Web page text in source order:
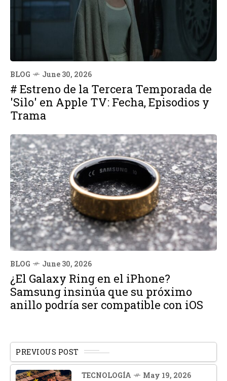
BLOG June 30, 2026
# Estreno de la Tercera Temporada de
'Silo' en Apple TV: Fecha, Episodios y
Trama
BLOG June 30, 2026
¿El Galaxy Ring en el iPhone?
Samsung insinúa que su próximo
anillo podría ser compatible con iOS
PREVIOUS POST
TECNOLOGÍA May 19, 2026